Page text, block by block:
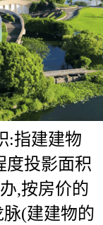
:指建建物
度投影面积
,按房价的
(建建物的